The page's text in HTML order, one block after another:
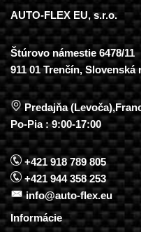
AUTO-FLEX EU, s.r.o.
Štúrovo námestie 6478/11
911 01 Trenčín, Slovenská
Predajňa
Po-Pia : 9:00-17:00
+421 918 789 805
+421 944 358 253
info@auto-flex.eu
Informácie